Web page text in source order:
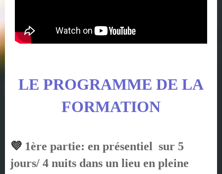
LE PROGRAMME DE LA
FORMATION
💜 1ère partie: en présentiel sur 5
jours/ 4 nuits dans un lieu en pleine